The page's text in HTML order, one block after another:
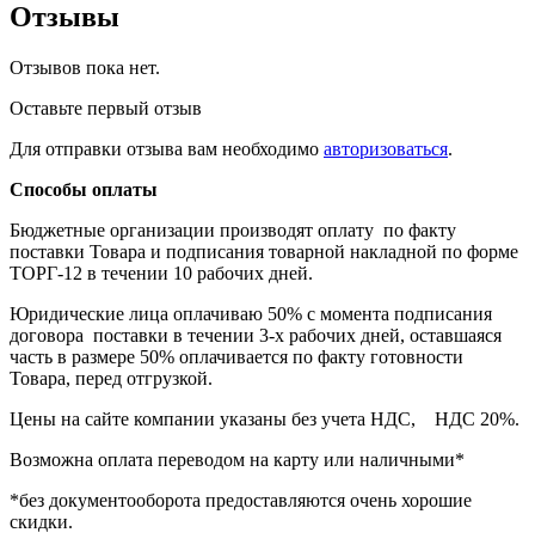
Отзывы
Отзывов пока нет.
Оставьте первый отзыв
Для отправки отзыва вам необходимо авторизоваться.
Способы оплаты
Бюджетные организации производят оплату по факту
поставки Товара и подписания товарной накладной по форме
ТОРГ-12 в течении 10 рабочих дней.
Юридические лица оплачиваю 50% с момента подписания
договора поставки в течении 3-х рабочих дней, оставшаяся
часть в размере 50% оплачивается по факту готовности
Товара, перед отгрузкой.
Цены на сайте компании указаны без учета НДС, НДС 20%.
Возможна оплата переводом на карту или наличными*
*без документооборота предоставляются очень хорошие
скидки.